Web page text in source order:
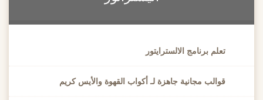
تعلم برنامج الالسترايتور
قوالب مجانية جاهزة لـ أكواب القهوة والأيس كريم